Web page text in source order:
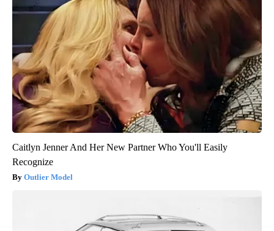
Caitlyn Jenner And Her New Partner Who You'll Easily
Recognize
Outlier Model